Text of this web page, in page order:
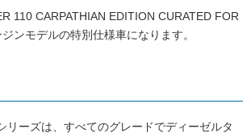
110 CARPATHIAN EDITION CURATED FOR
ンモデルの特別仕様車になります。
リーズは、すべてのグレードでディーゼルタ